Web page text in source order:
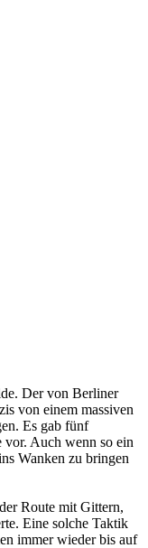
Der von Berliner
von einem massiven
Es gab fünf
vor. Auch wenn so ein
Wanken zu bringen
Route mit Gittern,
Eine solche Taktik
immer wieder bis auf